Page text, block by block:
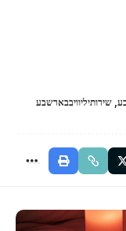
, שירותיליוויבבארשבע